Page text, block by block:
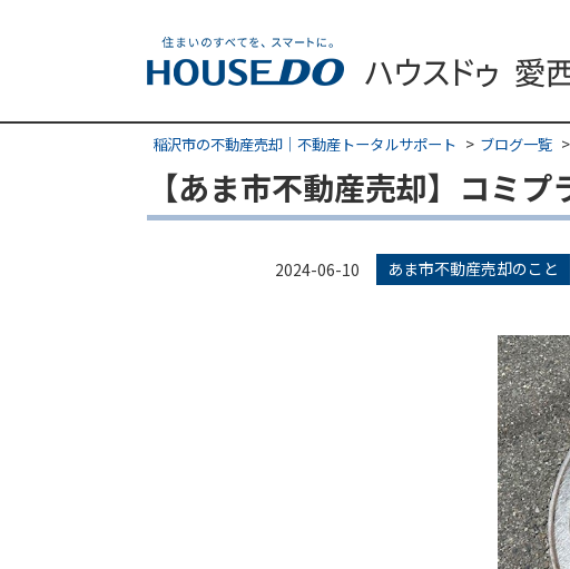
稲沢市の不動産売却｜不動産トータルサポート ブログ一覧
【あま市不動産売却】コミプ
2024-06-10 あま市不動産売却のこと